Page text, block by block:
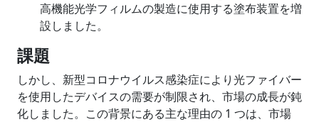
高機能光学フィルムの製造に使用する塗布装置を増
設しました。
課題
しかし、新型コロナウイルス感染症により光ファイバー
を使用したデバイスの需要が制限され、市場の成長が鈍
化しました。この背景にある主な理由の 1 つは、市場